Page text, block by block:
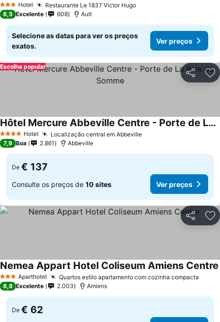
3 EstrelasHotel Restaurante Le 1837 Victor Hugo
8,5 Excelente 608 Ault
Selecione as datas para ver os preços
exatos.
Ver preços
Partilhar
Escolha popular
4 EstrelasHotel Localização central em Abbeville
Hôtel Mercure Abbeville Centre - Porte de La Baie de Somme
7,9 Boa 2.861 Abbeville
De € 137
Consulte os preços de 10 sites Ver preços
Partilhar
3 EstrelasAparthotel Quartos estilo apartamento com cozinha compacta
Nemea Appart Hotel Coliseum Amiens Centre
8,8 Excelente 2.003 Amiens
De € 62